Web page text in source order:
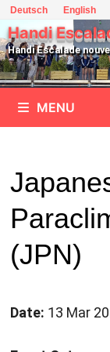
Passer
au
contenu
Deutsch English
Handi
Handi Escalade
MENU
(JPN)
Date: 13 Mar